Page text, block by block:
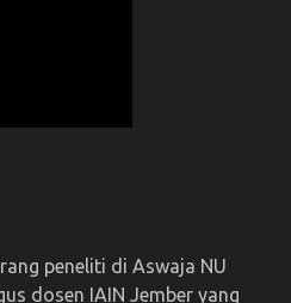
peneliti di Aswaja NU
dosen IAIN Jember yang